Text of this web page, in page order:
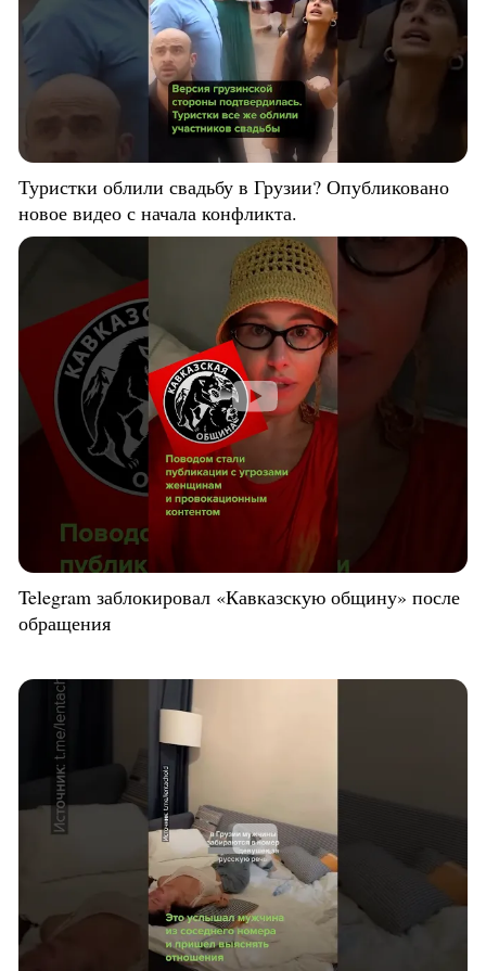
Туристки облили свадьбу в Грузии? Опубликовано
новое видео с начала конфликта.
Telegram заблокировал «Кавказскую общину» после
обращения